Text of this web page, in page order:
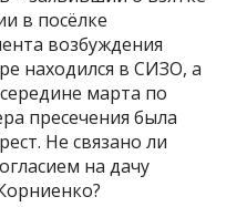
в посёлке
возбуждения
находился в СИЗО, а
марта по
пресечения была
Не связано ли
на дачу